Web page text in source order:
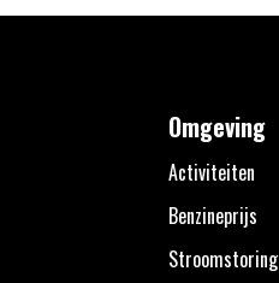
Omgeving
Activiteiten
Benzineprijs
Stroomstoring